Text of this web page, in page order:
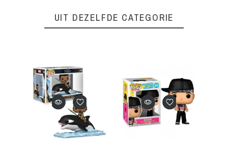
UIT DEZELFDE CATEGORIE